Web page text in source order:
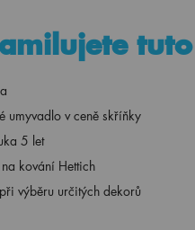
umyvadlo v ceně skříňky
5 let
kování Hettich
výběru určitých dekorů